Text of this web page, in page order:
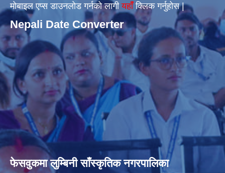
मोबाइल एप्स डाउनलोड गर्नको लागीयहाँँक्लिक गर्नुहोस |
Nepali Date Converter
फेसवुकमा लुम्बिनी साँस्कृतिक नगरपालिका